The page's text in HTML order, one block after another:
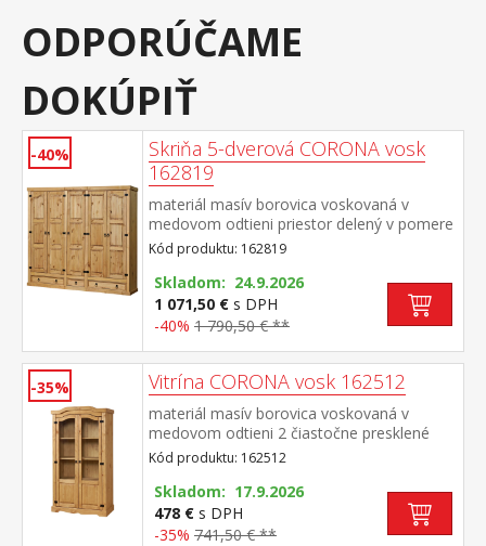
ODPORÚČAME
DOKÚPIŤ
-40%
Skriňa 5-dverová CORONA vosk
162819
materiál masív borovica voskovaná v
medovom odtieni priestor delený v pomere
2:1:2 v oboch širších častiach šatníková tyč
a polica na klobúky, stredná užšia časť 3
variabilné police v spodnej časti 2 veľké a 1
malá zásuvka, kovové ozdobné
úchytky odporúčaný nadstavec CORONA
16953 súčasť zostavy Corona
Kód produktu: 162819
Skladom: 24.9.2026
1 071,50 € s DPH
-40% 1 790,50 € **
-35% Vitrína CORONA vosk 162512
materiál masív borovica voskovaná v
medovom odtieni 2 čiastočne presklené
dvierka, kovové ozdobné úchytky súčasť
zostavy Corona
Kód produktu: 162512
Skladom: 17.9.2026
478 € s DPH
-35% 741,50 € **